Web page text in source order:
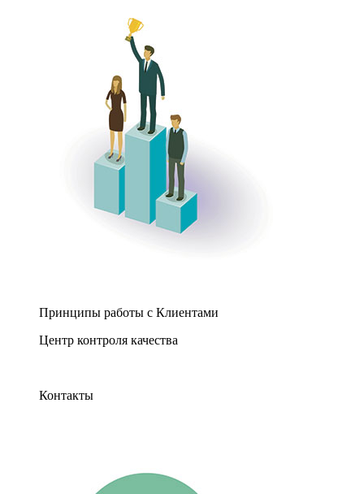
Принципы работы с Клиентами
Центр контроля качества
Контакты